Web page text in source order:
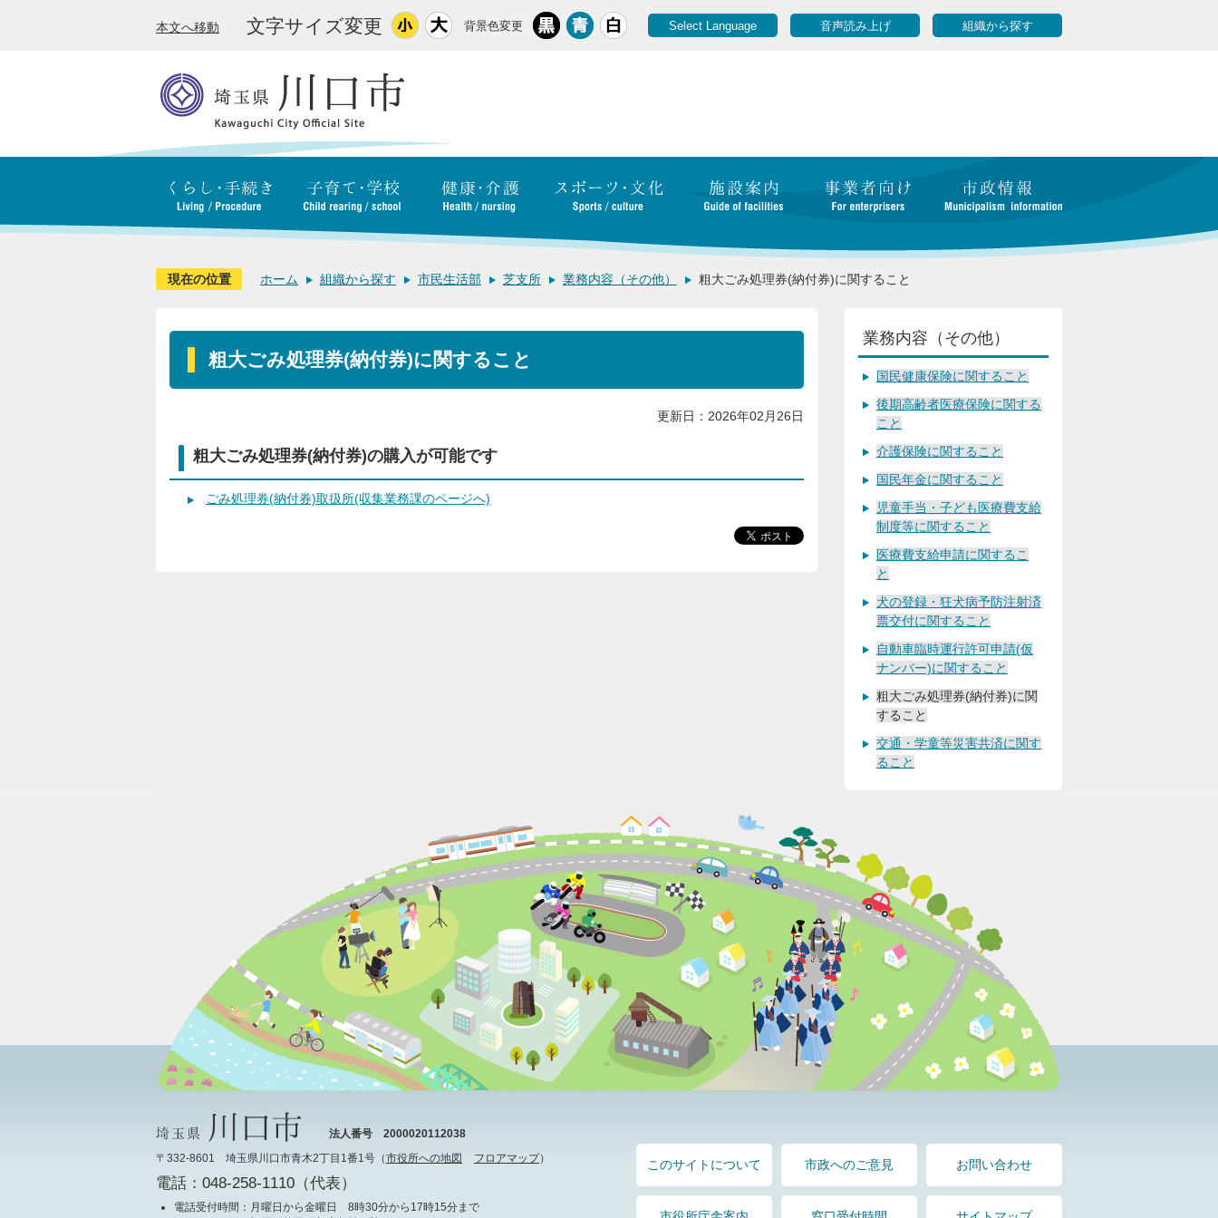
本文へ移動 文字サイズ変更 背景色変更 Select Language 音声読み上げ 組織から探す
現在の位置 ホーム 組織から探す 市民生活部 芝支所 業務内容（その他） 粗大ごみ処理券(納付券)に関すること
粗大ごみ処理券(納付券)に関すること
更新日：2026年02月26日
粗大ごみ処理券(納付券)の購入が可能です
ごみ処理券(納付券)取扱所(収集業務課のページへ)
業務内容（その他）
国民健康保険に関すること
後期高齢者医療保険に関する
こと
介護保険に関すること
国民年金に関すること
児童手当・子ども医療費支給
制度等に関すること
医療費支給申請に関するこ
と
犬の登録・狂犬病予防注射済
票交付に関すること
自動車臨時運行許可申請(仮
ナンバー)に関すること
粗大ごみ処理券(納付券)に関
すること
交通・学童等災害共済に関す
ること
法人番号 2000020112038
〒332-8601 埼玉県川口市青木2丁目1番1号（市役所への地図 フロアマップ）
電話：048-258-1110（代表）
電話受付時間 ：月曜日から金曜日 8時30分から17時15分まで
このサイトについて 市政へのご意見 お問い合わせ